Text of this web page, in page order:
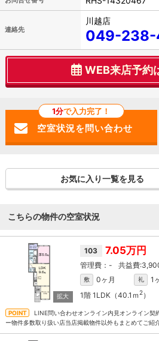
連絡先
川越店
049-238-
WEB来店予約
1分で入力完了！
お気に入り一覧を見る
こちらの物件の空室状況
103 7.05万円
-
敷 0ヶ月 礼
1
1階 1LDK（40.1ｍ 2）
LINE問い合わせオンライン内見オンライン契
ー物件多数取り扱い店当店掲載物件以外もまとめてご紹